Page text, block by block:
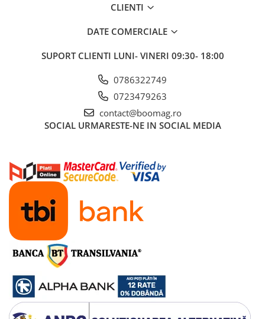
Manete schimbator si frana
Manete schimbator bicicleta
Manete mixte frana - schimbator
Echipament ciclism
Protectii
Sosete
Rucsaci si borsete ciclism
Manusi bicicleta
Pantofi ciclism
Imbracaminte ciclism barbati
Imbracaminte ciclism dama
Imbracaminte ciclism copii
CLIENTI
DATE COMERCIALE
SUPORT CLIENTI LUNI- VINERI 09:30- 18:00
0786322749
0723479263
contact@boomag.ro
SOCIAL URMARESTE-NE IN SOCIAL MEDIA